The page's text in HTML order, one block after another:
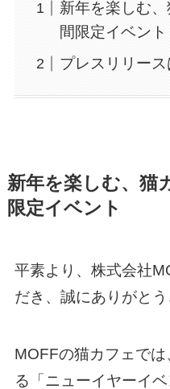
新年を楽しむ
間限定イベント
プレスリリース
新年を楽しむ、猫
限定イベント
平素より、株式会社
だき、誠にありがとう
MOFFの猫カフェで
る「ニューイヤーイ